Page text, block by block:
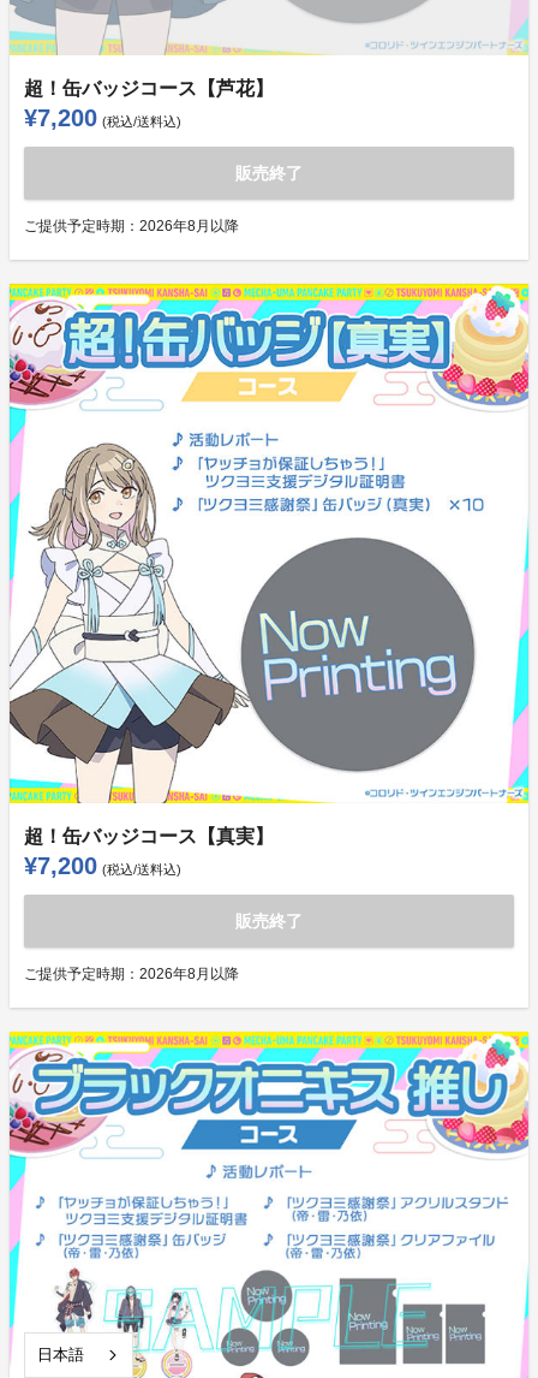
超！缶バッジコース【芦花】
¥7,200 (税込/送料込)
販売終了
ご提供予定時期： 2026年8月以降
超！缶バッジコース【真実】
¥7,200 (税込/送料込)
販売終了
ご提供予定時期： 2026年8月以降
日本語